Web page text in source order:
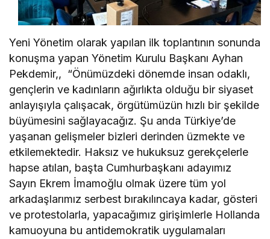
Yeni Yönetim olarak yapılan ilk toplantının sonunda
konuşma yapan Yönetim Kurulu Başkanı Ayhan
Pekdemir,, “Önümüzdeki dönemde insan odaklı,
gençlerin ve kadınların ağırlıkta olduğu bir siyaset
anlayışıyla çalışacak, örgütümüzün hızlı bir şekilde
büyümesini sağlayacağız. Şu anda Türkiye’de
yaşanan gelişmeler bizleri derinden üzmekte ve
etkilemektedir. Haksız ve hukuksuz gerekçelerle
hapse atılan, başta Cumhurbaşkanı adayımız
Sayın Ekrem İmamoğlu olmak üzere tüm yol
arkadaşlarımız serbest bırakılıncaya kadar, gösteri
ve protestolarla, yapacağımız girişimlerle Hollanda
kamuoyuna bu antidemokratik uygulamaları